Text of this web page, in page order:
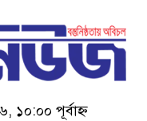
১০:০০ পূর্বাহ্ন